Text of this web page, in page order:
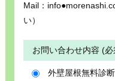
Mail：
い）
お問い合わせ内容 (必
外壁屋根無料診